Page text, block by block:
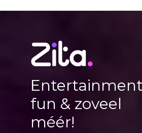
fun & zoveel
méér!